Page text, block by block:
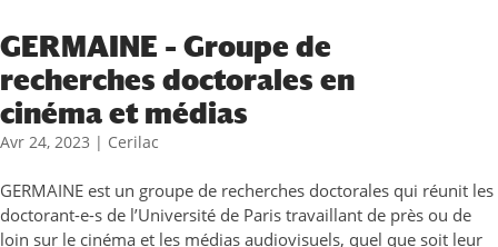
GERMAINE – Groupe de
recherches doctorales en
cinéma et médias
Avr 24, 2023 | Cerilac
GERMAINE est un groupe de recherches doctorales qui réunit les
doctorant-e-s de l’Université de Paris travaillant de près ou de
loin sur le cinéma et les médias audiovisuels, quel que soit leur